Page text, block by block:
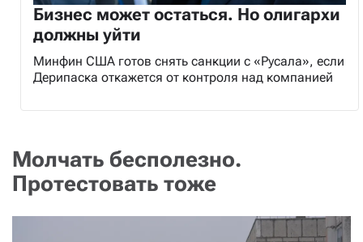
Бизнес может остаться. Но олигархи
должны уйти
Минфин США готов снять санкции с «Русала», если
Дерипаска откажется от контроля над компанией
Молчать бесполезно.
Протестовать тоже